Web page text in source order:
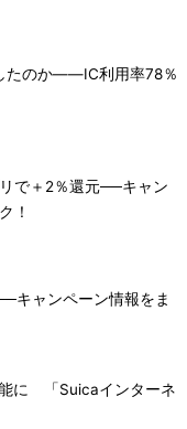
たのか――IC利用率78％
で＋2％還元──キャン
！
キャンペーン情報をま
に 「Suicaインターネ